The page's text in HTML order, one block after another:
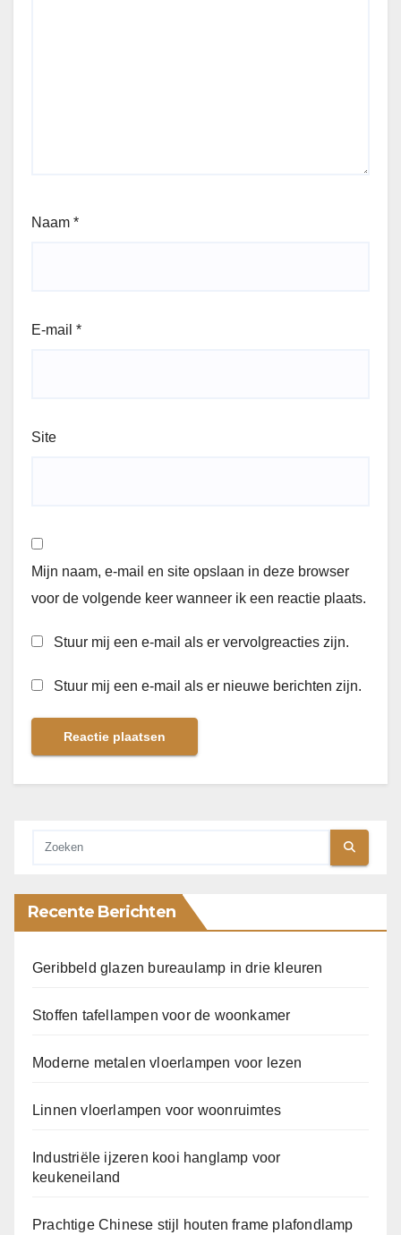
Naam *
E-mail *
Site
Mijn naam, e-mail en site opslaan in deze browser
voor de volgende keer wanneer ik een reactie plaats.
Stuur mij een e-mail als er vervolgreacties zijn.
Stuur mij een e-mail als er nieuwe berichten zijn.
Recente Berichten
Geribbeld glazen bureaulamp in drie kleuren
Stoffen tafellampen voor de woonkamer
Moderne metalen vloerlampen voor lezen
Linnen vloerlampen voor woonruimtes
Industriële ijzeren kooi hanglamp voor
keukeneiland
Prachtige Chinese stijl houten frame plafondlamp